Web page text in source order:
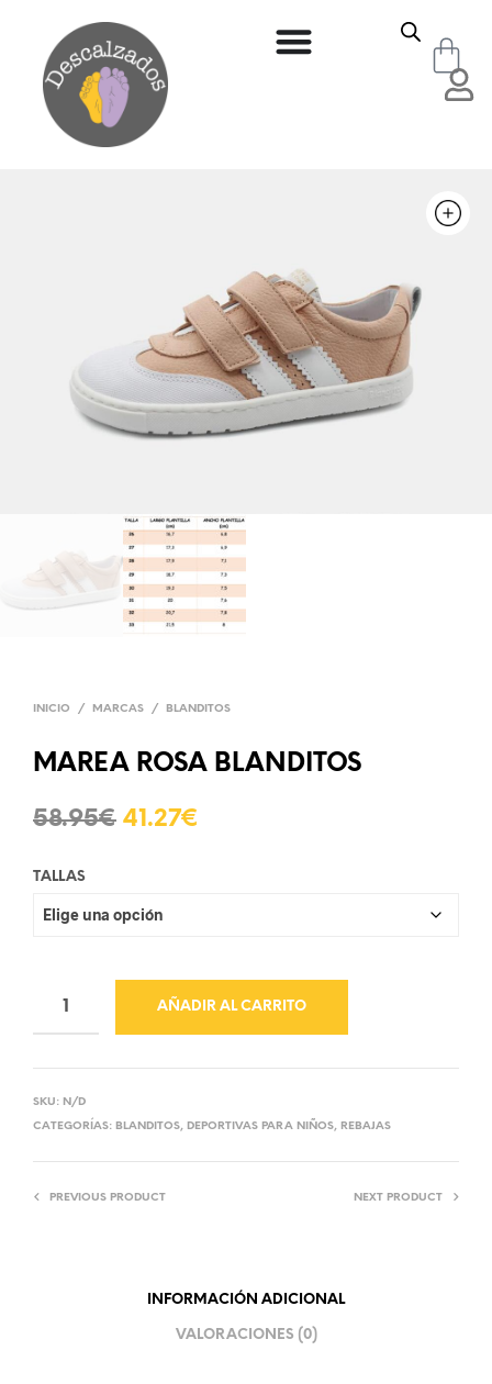
INICIO / MARCAS / BLANDITOS
MAREA ROSA BLANDITOS
58.95€ 41.27€
TALLAS
AÑADIR AL CARRITO
SKU: N/D
CATEGORÍAS: BLANDITOS, DEPORTIVAS PARA NIÑOS, REBAJAS
PREVIOUS PRODUCT NEXT PRODUCT
INFORMACIÓN ADICIONAL
VALORACIONES (0)